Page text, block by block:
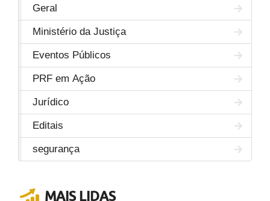
Geral
Ministério da Justiça
Eventos Públicos
PRF em Ação
Jurídico
Editais
segurança
MAIS LIDAS